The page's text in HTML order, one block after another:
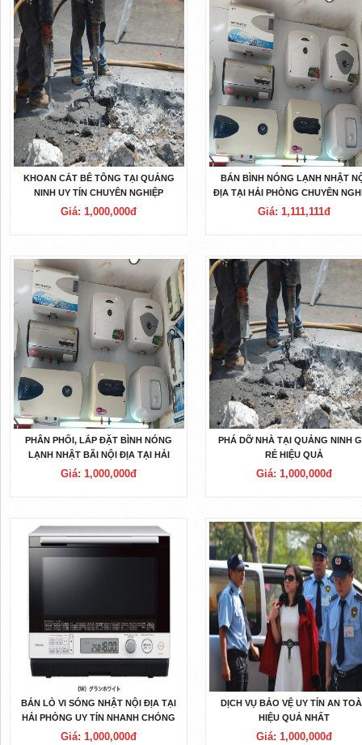
KHOAN CẮT BÊ TÔNG TẠI QUẢNG
NINH UY TÍN CHUYÊN NGHIỆP
Giá: 1,000,000đ
BÁN BÌNH NÓNG LẠNH NHẬT
ĐỊA TẠI HẢI PHÒNG CHUYÊN
GIÁ RẺ
Giá: 1,111,111đ
PHÂN PHỐI, LẮP ĐẶT BÌNH NÓNG
LẠNH NHẬT BÃI NỘI ĐỊA TẠI HẢI
PHÒNG
Giá: 1,000,000đ
PHÁ DỠ NHÀ TẠI QUẢNG NINH
RẺ HIỆU QUẢ
Giá: 1,000,000đ
BÁN LÒ VI SÓNG NHẬT NỘI ĐỊA TẠI
HẢI PHÒNG UY TÍN NHANH CHÓNG
Giá: 1,000,000đ
DỊCH VỤ BẢO VỆ UY TÍN AN
HIỆU QUẢ NHẤT
Giá: 1,000,000đ